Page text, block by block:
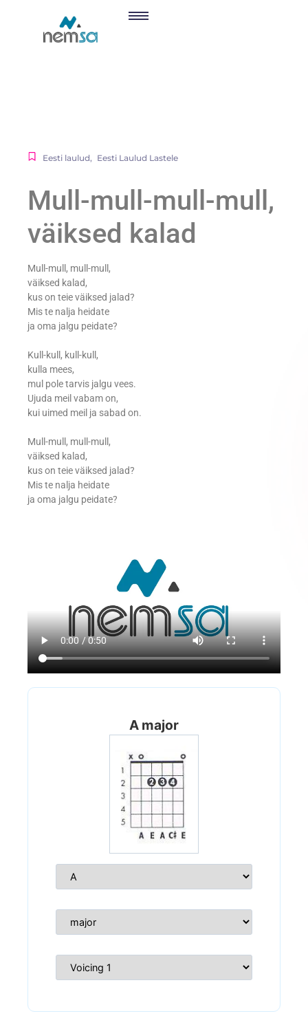
Eesti laulud, Eesti Laulud Lastele
Mull-mull-mull-mull,
väiksed kalad
Mull-mull, mull-mull,
väiksed kalad,
kus on teie väiksed jalad?
Mis te nalja heidate
ja oma jalgu peidate?
Kull-kull, kull-kull,
kulla mees,
mul pole tarvis jalgu vees.
Ujuda meil vabam on,
kui uimed meil ja sabad on.
Mull-mull, mull-mull,
väiksed kalad,
kus on teie väiksed jalad?
Mis te nalja heidate
ja oma jalgu peidate?
A major